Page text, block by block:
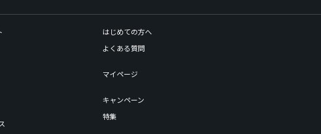
はじめての方へ
よくある質問
マイページ
キャンペーン
特集